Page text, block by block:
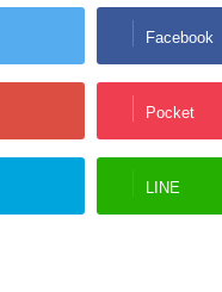
Facebook
Pocket
LINE